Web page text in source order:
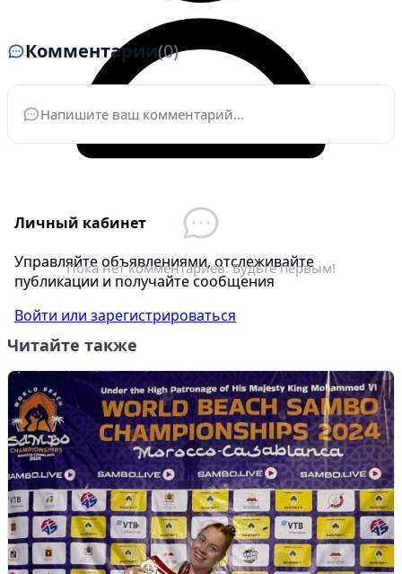
Личный кабинет
Управляйте объявлениями, отслеживайте
публикации и получайте сообщения
Войти или зарегистрироваться
Комментарии(0)
Ваше имя*
Электронная почта
Пока нет комментариев. Будьте первым!
Читайте также